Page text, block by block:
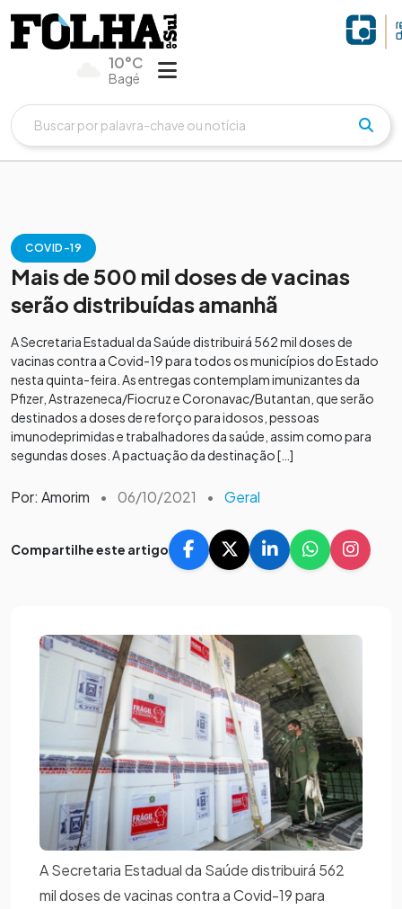
10°C
Bagé
COVID-19
Mais de 500 mil doses de vacinas
serão distribuídas amanhã
A Secretaria Estadual da Saúde distribuirá 562 mil doses de
vacinas contra a Covid-19 para todos os municípios do Estado
nesta quinta-feira. As entregas contemplam imunizantes da
Pfizer, Astrazeneca/Fiocruz e Coronavac/Butantan, que serão
destinados a doses de reforço para idosos, pessoas
imunodeprimidas e trabalhadores da saúde, assim como para
segundas doses. A pactuação da destinação […]
Por: Amorim • 06/10/2021 • Geral
Compartilhe este artigo
A Secretaria Estadual da Saúde distribuirá 562
mil doses de vacinas contra a Covid-19 para